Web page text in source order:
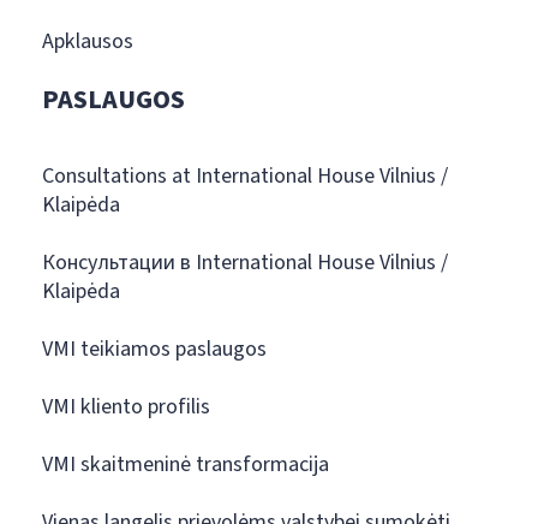
Apklausos
PASLAUGOS
Consultations at International House Vilnius /
Klaipėda
Консультации в International House Vilnius /
Klaipėda
VMI teikiamos paslaugos
VMI kliento profilis
VMI skaitmeninė transformacija